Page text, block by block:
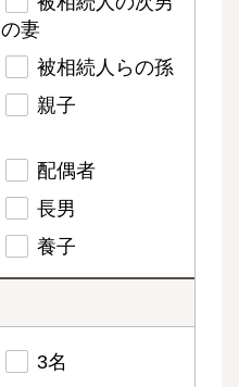
の妻
被相続人らの孫
親子
配偶者
長男
養子
3名